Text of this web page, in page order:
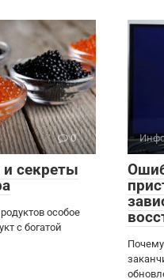
0
секреты
особое
с богатой